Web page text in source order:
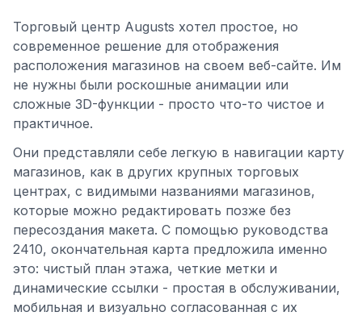
Торговый центр Augusts хотел простое, но
современное решение для отображения
расположения магазинов на своем веб-сайте. Им
не нужны были роскошные анимации или
сложные 3D-функции - просто что-то чистое и
практичное.
Они представляли себе легкую в навигации карту
магазинов, как в других крупных торговых
центрах, с видимыми названиями магазинов,
которые можно редактировать позже без
пересоздания макета. С помощью руководства
2410, окончательная карта предложила именно
это: чистый план этажа, четкие метки и
динамические ссылки - простая в обслуживании,
мобильная и визуально согласованная с их